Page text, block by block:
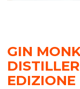
GIN